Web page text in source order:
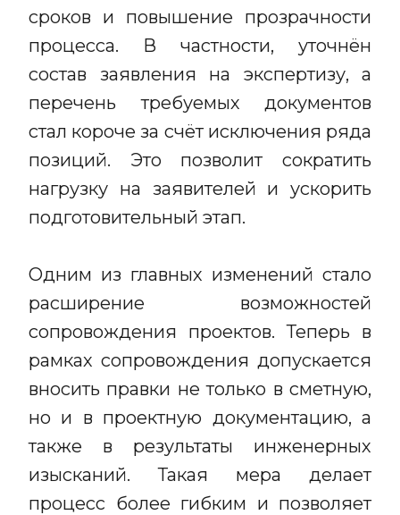
сроков и повышение прозрачности
процесса. В частности, уточнён
состав заявления на экспертизу, а
перечень требуемых документов
стал короче за счёт исключения ряда
позиций. Это позволит сократить
нагрузку на заявителей и ускорить
подготовительный этап.
Одним из главных изменений стало
расширение возможностей
сопровождения проектов. Теперь в
рамках сопровождения допускается
вносить правки не только в сметную,
но и в проектную документацию, а
также в результаты инженерных
изысканий. Такая мера делает
процесс более гибким и позволяет